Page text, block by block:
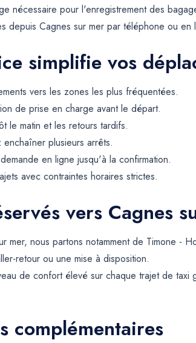
nécessaire pour l'enregistrement des
depuis Cagnes sur mer par téléphone ou
simplifie vos
vers les zones les plus fréquentées.
de prise en charge avant le départ.
le matin et les retours tardifs.
plusieurs arrêts.
en ligne jusqu'à la confirmation.
avec contraintes horaires strictes.
vers Cagnes
mer, nous partons notamment de Timone -
retour ou une mise à disposition.
de confort élevé sur chaque trajet de taxi
complémentaires